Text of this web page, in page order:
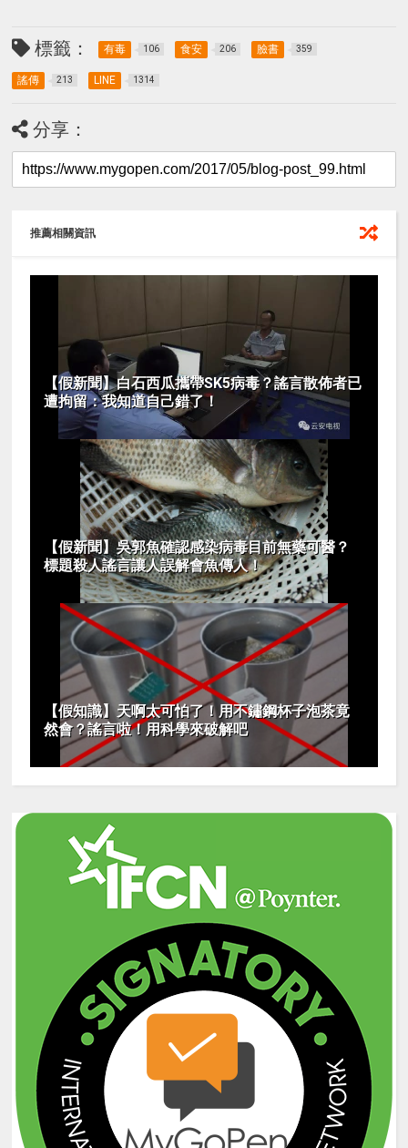
標籤： 有毒 106 食安 206 臉書 359
謠傳 213 LINE 1314
分享：
推薦相關資訊
【假新聞】白石西瓜攜帶SK5病毒？謠言散佈者已
遭拘留：我知道自己錯了！
【假新聞】吳郭魚確認感染病毒目前無藥可醫？
標題殺人謠言讓人誤解會魚傳人！
【假知識】天啊太可怕了！用不鏽鋼杯子泡茶竟
然會？謠言啦！用科學來破解吧